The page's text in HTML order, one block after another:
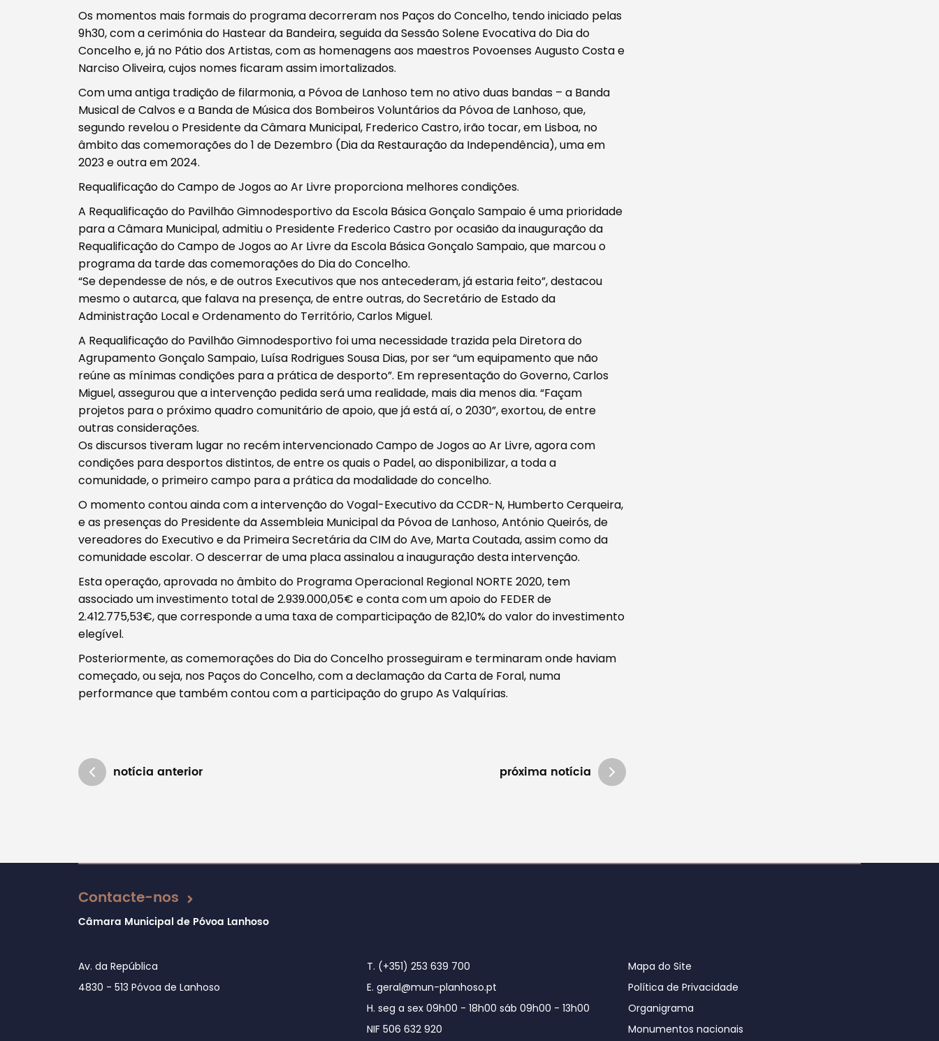
Tipo de conteúdo
Filtros
Os momentos mais formais do programa decorreram nos Paços do Concelho, tendo iniciado pelas
9h30, com a cerimónia do Hastear da Bandeira, seguida da Sessão Solene Evocativa do Dia do
Concelho e, já no Pátio dos Artistas, com as homenagens aos maestros Povoenses Augusto Costa e
Narciso Oliveira, cujos nomes ficaram assim imortalizados.
Com uma antiga tradição de filarmonia, a Póvoa de Lanhoso tem no ativo duas bandas – a Banda
Musical de Calvos e a Banda de Música dos Bombeiros Voluntários da Póvoa de Lanhoso, que,
segundo revelou o Presidente da Câmara Municipal, Frederico Castro, irão tocar, em Lisboa, no
âmbito das comemorações do 1 de Dezembro (Dia da Restauração da Independência), uma em
2023 e outra em 2024.
Requalificação do Campo de Jogos ao Ar Livre proporciona melhores condições.
A Requalificação do Pavilhão Gimnodesportivo da Escola Básica Gonçalo Sampaio é uma prioridade
para a Câmara Municipal, admitiu o Presidente Frederico Castro por ocasião da inauguração da
Requalificação do Campo de Jogos ao Ar Livre da Escola Básica Gonçalo Sampaio, que marcou o
programa da tarde das comemorações do Dia do Concelho.
“Se dependesse de nós, e de outros Executivos que nos antecederam, já estaria feito”, destacou
mesmo o autarca, que falava na presença, de entre outras, do Secretário de Estado da
Administração Local e Ordenamento do Território, Carlos Miguel.
A Requalificação do Pavilhão Gimnodesportivo foi uma necessidade trazida pela Diretora do
Agrupamento Gonçalo Sampaio, Luísa Rodrigues Sousa Dias, por ser “um equipamento que não
reúne as mínimas condições para a prática de desporto”. Em representação do Governo, Carlos
Miguel, assegurou que a intervenção pedida será uma realidade, mais dia menos dia. “Façam
projetos para o próximo quadro comunitário de apoio, que já está aí, o 2030”, exortou, de entre
outras considerações.
Os discursos tiveram lugar no recém intervencionado Campo de Jogos ao Ar Livre, agora com
condições para desportos distintos, de entre os quais o Padel, ao disponibilizar, a toda a
comunidade, o primeiro campo para a prática da modalidade do concelho.
O momento contou ainda com a intervenção do Vogal-Executivo da CCDR-N, Humberto Cerqueira,
e as presenças do Presidente da Assembleia Municipal da Póvoa de Lanhoso, António Queirós, de
vereadores do Executivo e da Primeira Secretária da CIM do Ave, Marta Coutada, assim como da
comunidade escolar. O descerrar de uma placa assinalou a inauguração desta intervenção.
Esta operação, aprovada no âmbito do Programa Operacional Regional NORTE 2020, tem
associado um investimento total de 2.939.000,05€ e conta com um apoio do FEDER de
2.412.775,53€, que corresponde a uma taxa de comparticipação de 82,10% do valor do investimento
elegível.
Posteriormente, as comemorações do Dia do Concelho prosseguiram e terminaram onde haviam
começado, ou seja, nos Paços do Concelho, com a declamação da Carta de Foral, numa
performance que também contou com a participação do grupo As Valquírias.
notícia anterior próxima notícia
Atualizado em 16/12/2024
Contacte-nos
Câmara Municipal de Póvoa Lanhoso
Av. da República
4830 - 513 Póvoa de Lanhoso
T. (+351) 253 639 700
E. geral@mun-planhoso.pt
H. seg a sex 09h00 - 18h00 sáb 09h00 - 13h00
NIF 506 632 920
Mapa do Site
Política de Privacidade
Organigrama
Monumentos nacionais